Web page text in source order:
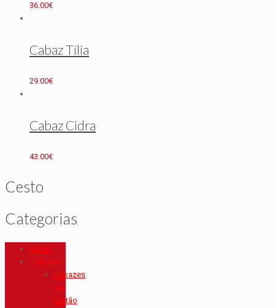
36.00€
Cabaz Tília
29.00€
Cabaz Cidra
43.00€
Cesto
Categorias
Azeite
Cabazes
Cabazes
em
Cartão